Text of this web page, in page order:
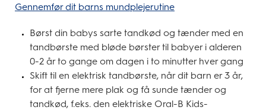
Gennemfør dit barns mundplejerutine
Børst din babys sarte tandkød og tænder med en
tandbørste med bløde børster til babyer i alderen
0-2 år to gange om dagen i to minutter hver gang
Skift til en elektrisk tandbørste, når dit barn er 3 år,
for at fjerne mere plak og få sunde tænder og
tandkød, f.eks. den elektriske Oral-B Kids-